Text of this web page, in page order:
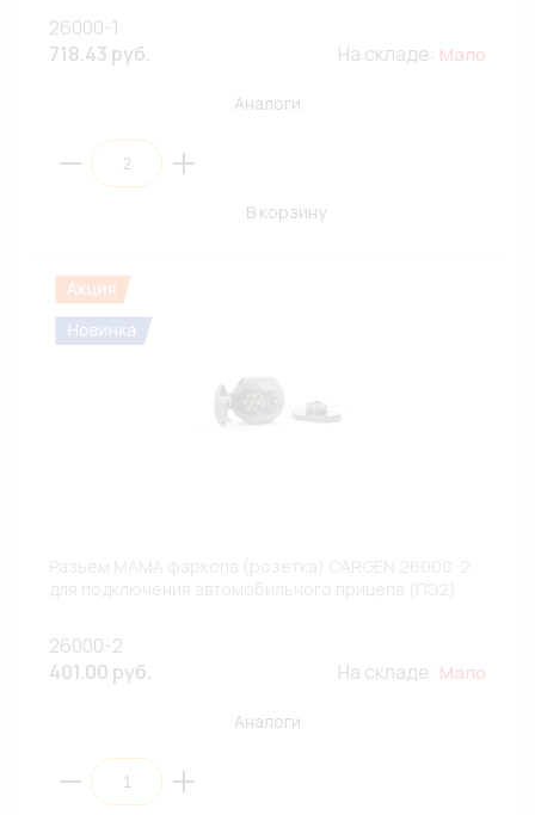
26000-1
718.43 руб.
На складе: Мало
Аналоги
В корзину
26000-2
401.00 руб.
На складе: Мало
Аналоги